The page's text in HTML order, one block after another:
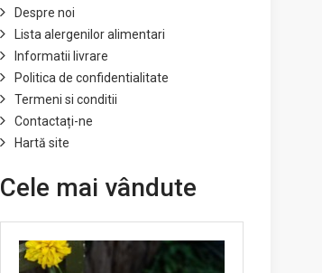
Despre noi
Lista alergenilor alimentari
Informatii livrare
Politica de confidentialitate
Termeni si conditii
Contactați-ne
Hartă site
Cele mai vândute